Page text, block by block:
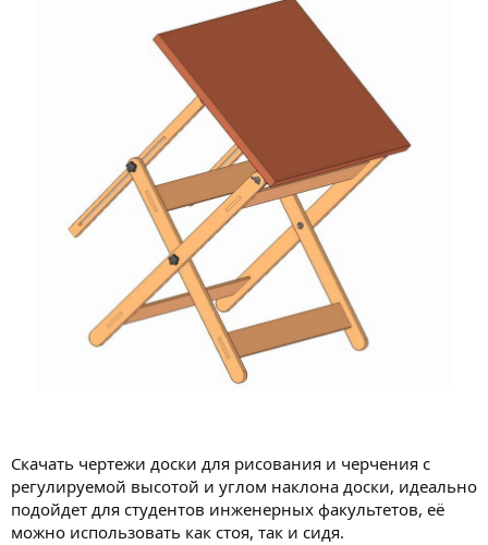
Скачать чертежи доски для рисования и черчения с
регулируемой высотой и углом наклона доски, идеально
подойдет для студентов инженерных факультетов, её
можно использовать как стоя, так и сидя.